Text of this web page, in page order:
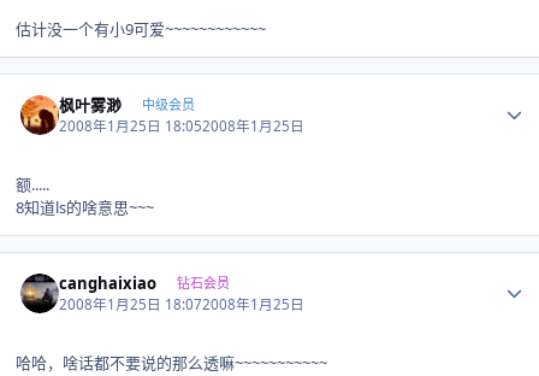
估计没一个有小9可爱~~~~~~~~~~~~
枫叶雾渺 中级会员
2008年1月25日 18:052008年1月25日
额.....
8知道ls的啥意思~~~
canghaixiao 钻石会员
2008年1月25日 18:072008年1月25日
哈哈，啥话都不要说的那么透嘛~~~~~~~~~~~